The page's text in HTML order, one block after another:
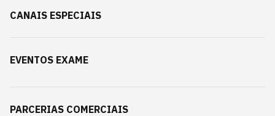
CANAIS ESPECIAIS
EVENTOS EXAME
PARCERIAS COMERCIAIS